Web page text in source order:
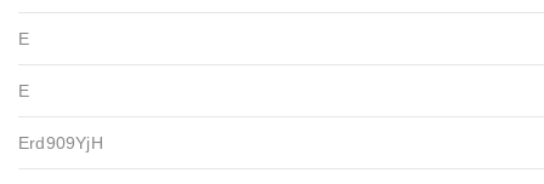
E
E
Erd909YjH